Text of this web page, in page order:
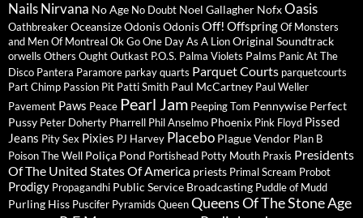
Nails Nirvana No Age No Doubt Noel Gallagher NofxOasis
OathbreakerOceansizeOdonis OdonisOff! OffspringOf Monsters
and MenOf MontrealOk GoOne Day As A LionOriginal Soundtrack
orwells Others OughtOutkast P.O.S. Palma Violets Palms Panic At The
Disco Pantera Paramore parkay quarts Parquet Courts parquetcourts
Part Chimp Passion Pit Patti Smith Paul McCartney Paul Weller
Pavement Paws Peace Pearl Jam Peeping Tom Pennywise Perfect
Pussy Peter Doherty Pharrell Phil Anselmo Phoenix Pink Floyd Pissed
Jeans Pity Sex Pixies PJ Harvey Placebo Plague Vendor Plan B
Poison The Well Poliça Pond Portishead Potty Mouth Praxis Presidents
Of The United States Of America priests Primal Scream Probot
Prodigy Propagandhi Public Service Broadcasting Puddle of Mudd
Purling Hiss Puscifer Pyramids QueenQueens Of The Stone Age